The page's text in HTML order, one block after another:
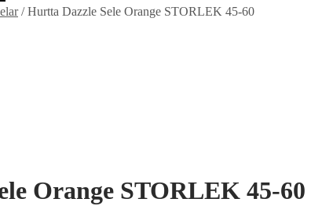
/Hurtta Dazzle Sele Orange STORLEK 45-60
Orange STORLEK 45-60